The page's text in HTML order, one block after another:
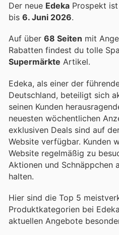
Der neue Edeka Prospekt
bis 6. Juni 2026.
Auf über 68 Seiten mit
Rabatten findest du tolle
Supermärkte Artikel.
Edeka, als einer der
Deutschland, beteiligt sich
seinen Kunden
neuesten wöchentlichen
exklusiven Deals sind auf
Website verfügbar. Kunden
Website regelmäßig zu
Aktionen und Schnäppchen
halten.
Hier sind die Top 5
Produktkategorien bei
aktuellen Angebote